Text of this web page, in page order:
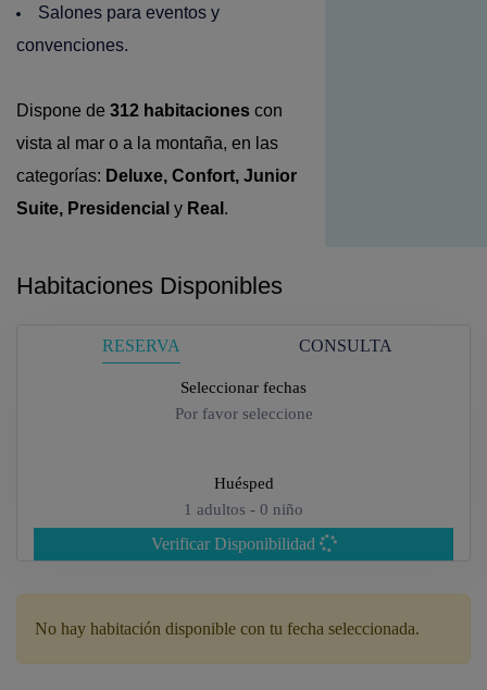
Salones para eventos y
convenciones.
Dispone de 312 habitaciones con
vista al mar o a la montaña, en las
categorías: Deluxe, Confort, Junior
Suite, Presidencial y Real .
Habitaciones Disponibles
RESERVA CONSULTA
Seleccionar fechas
Por favor seleccione
Huésped
1 adultos - 0 niño
Verificar Disponibilidad
No hay habitación disponible con tu fecha seleccionada.